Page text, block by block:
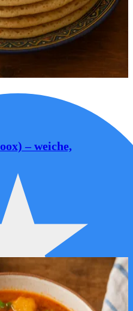
– weiche,